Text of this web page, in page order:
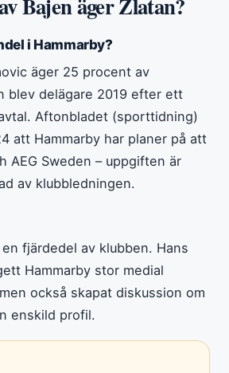
i Hammarby?
äger 25 procent av
blev delägare 2019 efter ett
Aftonbladet (sporttidning)
att Hammarby har planer på att
AEG Sweden – uppgiften är
av klubbledningen.
fjärdedel av klubben. Hans
Hammarby stor medial
också skapat diskussion om
enskild profil.